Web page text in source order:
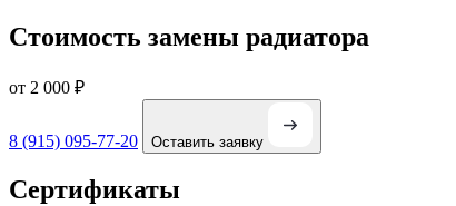
Стоимость замены радиатора
от 2 000 ₽
8 (915) 095-77-20 Оставить заявку
Сертификаты